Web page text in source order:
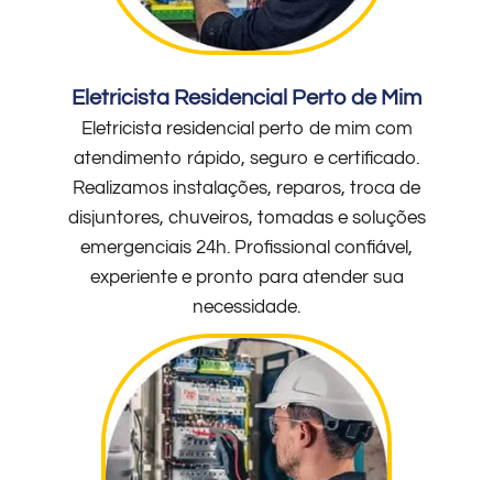
Eletricista Residencial Perto de Mim
Eletricista residencial perto de mim com
atendimento rápido, seguro e certificado.
Realizamos instalações, reparos, troca de
disjuntores, chuveiros, tomadas e soluções
emergenciais 24h. Profissional confiável,
experiente e pronto para atender sua
necessidade.